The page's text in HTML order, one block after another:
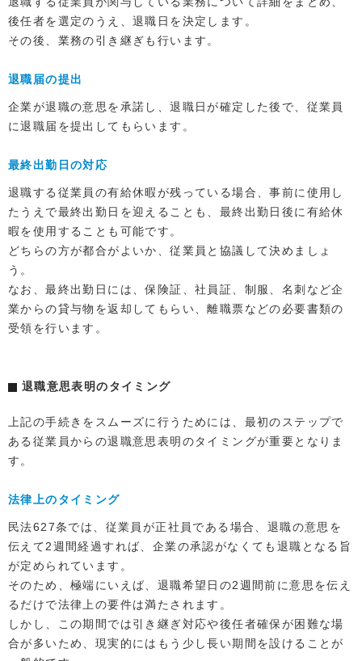
後任者を選定のうえ、退職日を決定します。
その後、業務の引き継ぎも行います。
退職届の提出
企業が退職の意思を承諾し、退職日が確定した後で、従業員
に退職届を提出してもらいます。
最終出勤日の対応
退職する従業員の有給休暇が残っている場合、事前に使用し
たうえで最終出勤日を迎えることも、最終出勤日後に有給休
暇を使用することも可能です。
どちらの方が都合がよいか、従業員と協議して決めましょ
う。
なお、最終出勤日には、保険証、社員証、制服、名刺など企
業からの貸与物を返却してもらい、離職票などの必要書類の
受領を行います。
退職意思表明のタイミング
上記の手続きをスムーズに行うためには、最初のステップで
ある従業員からの退職意思表明のタイミングが重要となりま
す。
法律上のタイミング
民法627条では、従業員が正社員である場合、退職の意思を
伝えて2週間経過すれば、企業の承認がなくても退職となる旨
が定められています。
そのため、極端にいえば、退職希望日の2週間前に意思を伝え
るだけで法律上の要件は満たされます。
しかし、この期間では引き継ぎ対応や後任者確保が困難な場
合が多いため、現実的にはもう少し長い期間を設けることが